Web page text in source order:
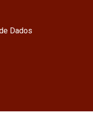
Dados